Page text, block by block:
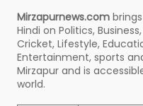
Mirzapurnews.com
Hindi on Politics,
Cricket, Lifestyle,
Entertainment, sports
Mirzapur and is
world.